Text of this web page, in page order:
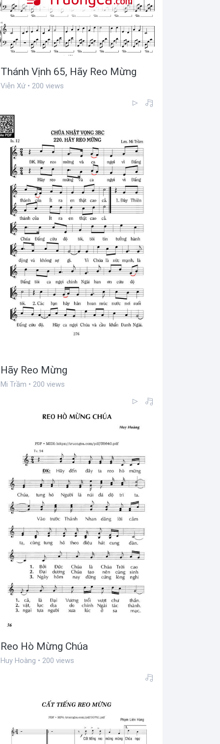
Thánh Vịnh 65, Hãy Reo Mừng
Viễn Xứ • 200 views
Hãy Reo Mừng
Mi Trầm • 200 views
Reo Hò Mừng Chúa
Huy Hoàng • 200 views